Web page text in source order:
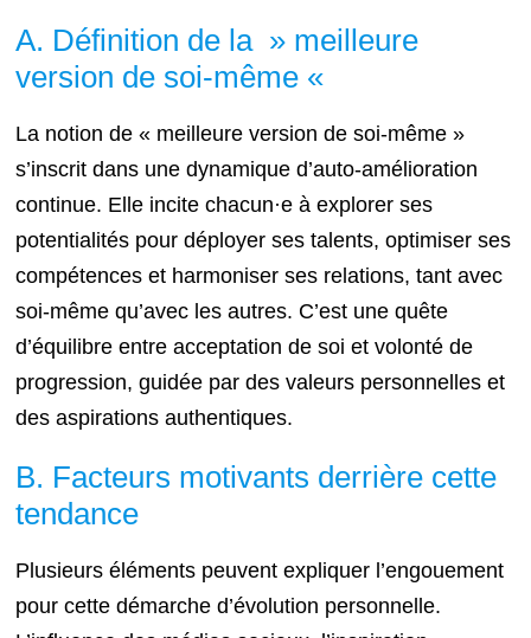
A. Définition de la » meilleure
version de soi-même «
La notion de « meilleure version de soi-même »
s’inscrit dans une dynamique d’auto-amélioration
continue. Elle incite chacun·e à explorer ses
potentialités pour déployer ses talents, optimiser ses
compétences et harmoniser ses relations, tant avec
soi-même qu’avec les autres. C’est une quête
d’équilibre entre acceptation de soi et volonté de
progression, guidée par des valeurs personnelles et
des aspirations authentiques.
B. Facteurs motivants derrière cette
tendance
Plusieurs éléments peuvent expliquer l’engouement
pour cette démarche d’évolution personnelle.